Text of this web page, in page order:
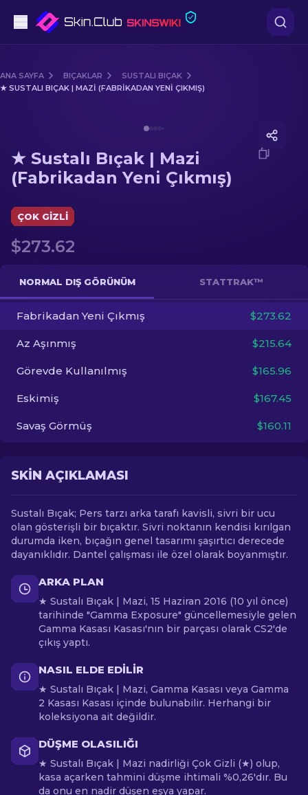
Orta seviye
Dürbünlü Tüfek
Eldiven
Diğer
TR
ANA SAYFA BIÇAKLAR
SUSTALI BIÇAK
★ SUSTALI BIÇAK | MAZI (FABRIKADAN YENI ÇIKMIŞ)
★ Sustalı Bıçak | Mazi
(Fabrikadan Yeni Çıkmış)
ÇOK GIZLI
$273.62
NORMAL DIŞ GÖRÜNÜM STATTRAK™
Fabrikadan Yeni Çıkmış $273.62
Az Aşınmış $215.64
Görevde Kullanılmış $165.96
Eskimiş $167.45
Savaş Görmüş $160.11
SKIN AÇIKLAMASI
Sustalı Bıçak; Pers tarzı arka tarafı kavisli, sivri bir ucu
olan gösterişli bir bıçaktır. Sivri noktanın kendisi kırılgan
durumda iken, bıçağın genel tasarımı şaşırtıcı derecede
dayanıklıdır. Dantel çalışması ile özel olarak boyanmıştır.
ARKA PLAN
★ Sustalı Bıçak | Mazi, 15 Haziran 2016 (10 yıl önce)
tarihinde "Gamma Exposure" güncellemesiyle gelen
Gamma Kasası Kasası'nın bir parçası olarak CS2'de
çıkış yaptı.
NASIL ELDE EDILIR
★ Sustalı Bıçak | Mazi, Gamma Kasası veya Gamma
2 Kasası Kasası içinde bulunabilir. Herhangi bir
koleksiyona ait değildir.
DÜŞME OLASILIĞI
★ Sustalı Bıçak | Mazi nadirliği Çok Gizli (★) olup,
kasa açarken tahmini düşme ihtimali %0,26'dır. Bu
da onu en nadir düşen eşya yapar.